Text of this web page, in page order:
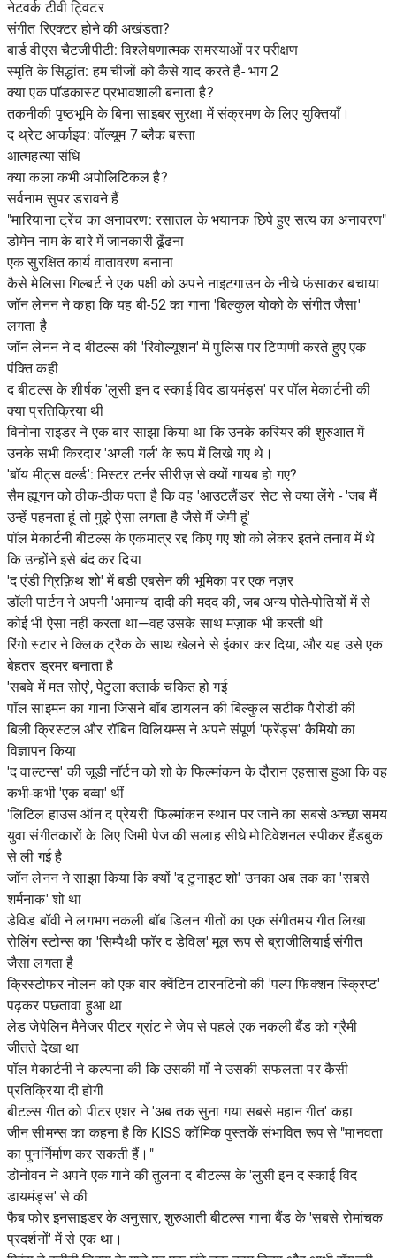
नेटवर्क टीवी ट्विटर
संगीत रिएक्टर होने की अखंडता?
बार्ड वीएस चैटजीपीटी: विश्लेषणात्मक समस्याओं पर परीक्षण
स्मृति के सिद्धांत: हम चीजों को कैसे याद करते हैं- भाग 2
क्या एक पॉडकास्ट प्रभावशाली बनाता है?
तकनीकी पृष्ठभूमि के बिना साइबर सुरक्षा में संक्रमण के लिए युक्तियाँ।
द थ्रेट आर्काइव: वॉल्यूम 7 ब्लैक बस्ता
आत्महत्या संधि
क्या कला कभी अपोलिटिकल है?
सर्वनाम सुपर डरावने हैं
"मारियाना ट्रेंच का अनावरण: रसातल के भयानक छिपे हुए सत्य का अनावरण"
डोमेन नाम के बारे में जानकारी ढूँढना
एक सुरक्षित कार्य वातावरण बनाना
कैसे मेलिसा गिल्बर्ट ने एक पक्षी को अपने नाइटगाउन के नीचे फंसाकर बचाया
जॉन लेनन ने कहा कि यह बी-52 का गाना 'बिल्कुल योको के संगीत जैसा'
लगता है
जॉन लेनन ने द बीटल्स की 'रिवोल्यूशन' में पुलिस पर टिप्पणी करते हुए एक
पंक्ति कही
द बीटल्स के शीर्षक 'लुसी इन द स्काई विद डायमंड्स' पर पॉल मेकार्टनी की
क्या प्रतिक्रिया थी
विनोना राइडर ने एक बार साझा किया था कि उनके करियर की शुरुआत में
उनके सभी किरदार 'अग्ली गर्ल' के रूप में लिखे गए थे।
'बॉय मीट्स वर्ल्ड': मिस्टर टर्नर सीरीज़ से क्यों गायब हो गए?
सैम ह्यूगन को ठीक-ठीक पता है कि वह 'आउटलैंडर' सेट से क्या लेंगे - 'जब मैं
उन्हें पहनता हूं तो मुझे ऐसा लगता है जैसे मैं जेमी हूं'
पॉल मेकार्टनी बीटल्स के एकमात्र रद्द किए गए शो को लेकर इतने तनाव में थे
कि उन्होंने इसे बंद कर दिया
'द एंडी ग्रिफ़िथ शो' में बडी एबसेन की भूमिका पर एक नज़र
डॉली पार्टन ने अपनी 'अमान्य' दादी की मदद की, जब अन्य पोते-पोतियों में से
कोई भी ऐसा नहीं करता था—वह उसके साथ मज़ाक भी करती थी
रिंगो स्टार ने क्लिक ट्रैक के साथ खेलने से इंकार कर दिया, और यह उसे एक
बेहतर ड्रमर बनाता है
'सबवे में मत सोएं', पेटुला क्लार्क चकित हो गई
पॉल साइमन का गाना जिसने बॉब डायलन की बिल्कुल सटीक पैरोडी की
बिली क्रिस्टल और रॉबिन विलियम्स ने अपने संपूर्ण 'फ्रेंड्स' कैमियो का
विज्ञापन किया
'द वाल्टन्स' की जूडी नॉर्टन को शो के फिल्मांकन के दौरान एहसास हुआ कि वह
कभी-कभी 'एक बव्वा' थीं
'लिटिल हाउस ऑन द प्रेयरी' फिल्मांकन स्थान पर जाने का सबसे अच्छा समय
युवा संगीतकारों के लिए जिमी पेज की सलाह सीधे मोटिवेशनल स्पीकर हैंडबुक
से ली गई है
जॉन लेनन ने साझा किया कि क्यों 'द टुनाइट शो' उनका अब तक का 'सबसे
शर्मनाक' शो था
डेविड बॉवी ने लगभग नकली बॉब डिलन गीतों का एक संगीतमय गीत लिखा
रोलिंग स्टोन्स का 'सिम्पैथी फॉर द डेविल' मूल रूप से ब्राजीलियाई संगीत
जैसा लगता है
क्रिस्टोफर नोलन को एक बार क्वेंटिन टारनटिनो की 'पल्प फिक्शन स्क्रिप्ट'
पढ़कर पछतावा हुआ था
लेड जेपेलिन मैनेजर पीटर ग्रांट ने जेप से पहले एक नकली बैंड को ग्रैमी
जीतते देखा था
पॉल मेकार्टनी ने कल्पना की कि उसकी माँ ने उसकी सफलता पर कैसी
प्रतिक्रिया दी होगी
बीटल्स गीत को पीटर एशर ने 'अब तक सुना गया सबसे महान गीत' कहा
जीन सीमन्स का कहना है कि KISS कॉमिक पुस्तकें संभावित रूप से "मानवता
का पुनर्निर्माण कर सकती हैं।"
डोनोवन ने अपने एक गाने की तुलना द बीटल्स के 'लुसी इन द स्काई विद
डायमंड्स' से की
फैब फोर इनसाइडर के अनुसार, शुरुआती बीटल्स गाना बैंड के 'सबसे रोमांचक
प्रदर्शनों' में से एक था।